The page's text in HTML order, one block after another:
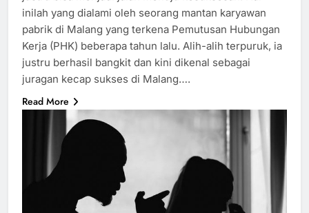
inilah yang dialami oleh seorang mantan karyawan
pabrik di Malang yang terkena Pemutusan Hubungan
Kerja (PHK) beberapa tahun lalu. Alih-alih terpuruk, ia
justru berhasil bangkit dan kini dikenal sebagai
juragan kecap sukses di Malang….
Read More